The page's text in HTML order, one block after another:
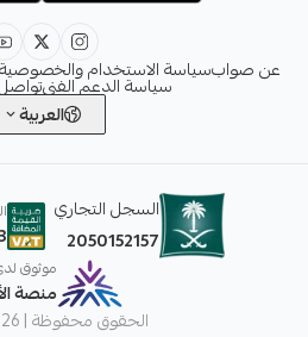
عن صوابسياسة الاستخدام والخصوصية
سياسة الدعم الفني
العربية
السجل التجاري
2050152157
موثوق
منصة
الحقوق محفوظة | 2026